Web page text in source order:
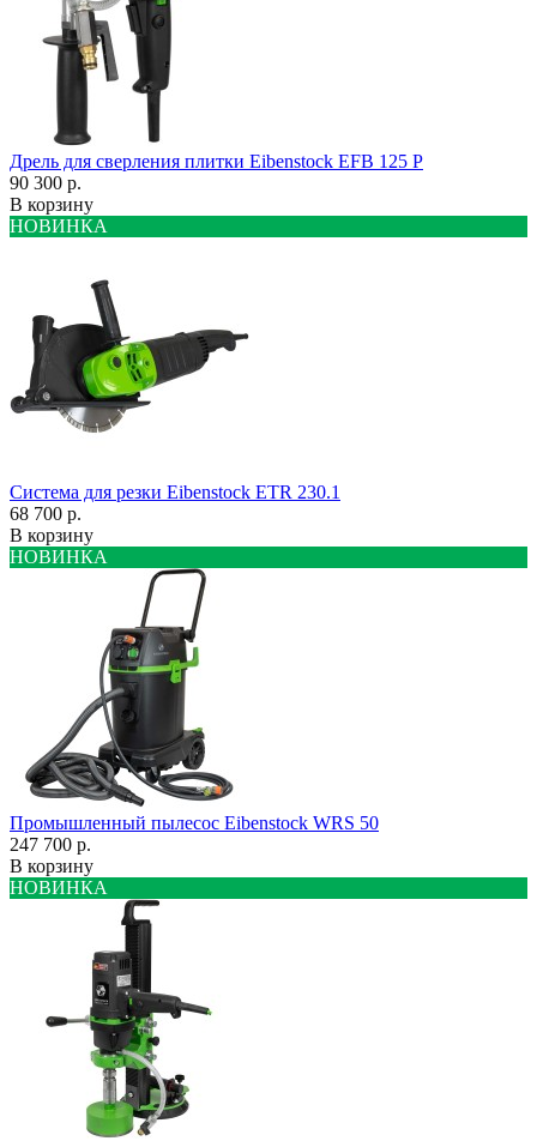
Дрель для сверления плитки Eibenstock EFB 125 P
90 300 р.
В корзину
НОВИНКА
Система для резки Eibenstock ETR 230.1
68 700 р.
В корзину
НОВИНКА
Промышленный пылесос Eibenstock WRS 50
247 700 р.
В корзину
НОВИНКА